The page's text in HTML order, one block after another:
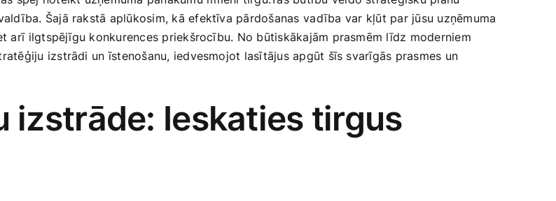
Šajā rakstā aplūkosim, kā efektīva pārdošanas⁣ vadība⁣ var kļūt par jūsu uzņēmuma
arī⁣ ilgtspējīgu konkurences‌ priekšrocību. No būtiskākajām prasmēm līdz moderniem
izstrādi ⁣un īstenošanu, iedvesmojot lasītājus‌ apgūt šīs svarīgās prasmes‍ un
izstrāde: Ieskaties tirgus